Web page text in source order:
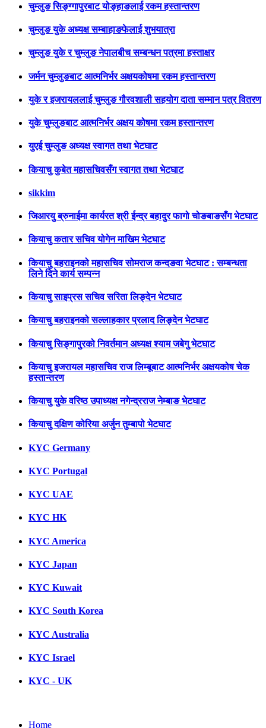
चुम्लुङ सिङ्ग्गापुरबाट योङ्हाङलाई रकम हस्तान्तरण
चुम्लुङ युके अध्यक्ष सम्बाहाङफेलाई शुभयात्रा
चुम्लुङ युके र चुम्लुङ नेपालबीच सम्बन्धन पत्रमा हस्ताक्षर
जर्मन चुम्लुङबाट आत्मनिर्भर अक्षयकोषमा रकम हस्तान्तरण
युके र इजरायललाई चुम्लुङ गौरवशाली सहयोग दाता सम्मान पत्र वितरण
युके चुम्लुङबाट आत्मनिर्भर अक्षय कोषमा रकम हस्तान्तरण
युएई चुम्लुङ अध्यक्ष स्वागत तथा भेटघाट
कियाचु कुबेत महासचिवसँग स्वागत तथा भेटघाट
sikkim
जिआरयु ब्रुनाईमा कार्यरत श्री ईन्द्र बहादुर फागो चोङबाङसँग भेटघाट
कियाचु कतार सचिव योगेन माखिम भेटघाट
कियाचु बहराइनको महासचिव सोमराज कन्दङवा भेटघाट : सम्बन्धता
लिने दिने कार्य सम्पन्न
कियाचु साइप्रस सचिव सरिता लिङ्देन भेटघाट
कियाचु बहराइनको सल्लाहकार प्रलाद लिङ्देन भेटघाट
कियाचु सिङ्गापुरको निवर्तमान अध्यक्ष श्याम जबेगु भेटघाट
कियाचु इजरायल महासचिव राज लिम्बूबाट आत्मनिर्भर अक्षयकोष चेक
हस्तान्तरण
कियाचु युके वरिष्ठ उपाध्यक्ष नगेन्द्रराज नेम्बाङ भेटघाट
कियाचु दक्षिण कोरिया अर्जुन तुम्बापो भेटघाट
KYC Germany
KYC Portugal
KYC UAE
KYC HK
KYC America
KYC Japan
KYC Kuwait
KYC South Korea
KYC Australia
KYC Israel
KYC - UK
Home